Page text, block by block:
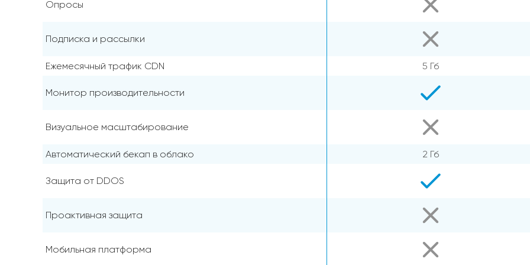
Опросы
Подписка и рассылки
Ежемесячный трафик CDN 5 Гб
Монитор производительности
Визуальное масштабирование
Автоматический бекап в облако 2 Гб
Защита от DDOS
Проактивная защита
Мобильная платформа